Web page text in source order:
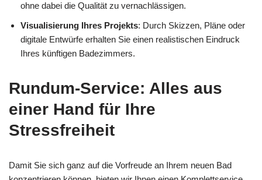
ohne dabei die Qualität zu vernachlässigen.
Visualisierung Ihres Projekts: Durch Skizzen, Pläne oder
digitale Entwürfe erhalten Sie einen realistischen Eindruck
Ihres künftigen Badezimmers.
Rundum-Service: Alles aus
einer Hand für Ihre
Stressfreiheit
Damit Sie sich ganz auf die Vorfreude an Ihrem neuen Bad